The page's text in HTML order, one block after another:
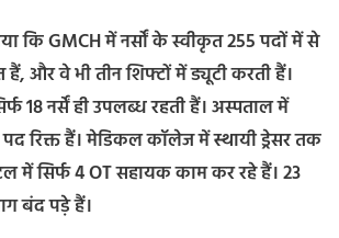
कि GMCH में नर्सों के स्वीकृत 255 पदों में से
हैं, और वे भी तीन शिफ्टों में ड्यूटी करती हैं।
18 नर्सें ही उपलब्ध रहती हैं। अस्पताल में
रिक्त हैं। मेडिकल कॉलेज में स्थायी ड्रेसर तक
में सिर्फ 4 OT सहायक काम कर रहे हैं। 23
बंद पड़े हैं।